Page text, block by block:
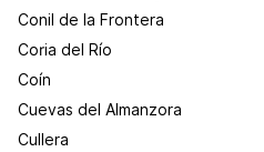
Conil de la Frontera
Coria del Río
Coín
Cuevas del Almanzora
Cullera